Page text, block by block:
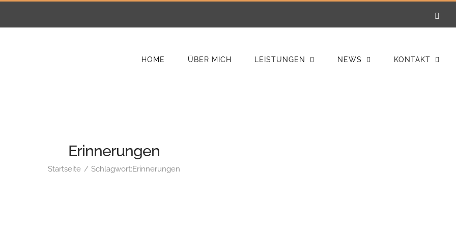
HOME ÜBER MICH LEISTUNGEN NEWS KONTAKT
Erinnerungen
Startseite Schlagwort:Erinnerungen